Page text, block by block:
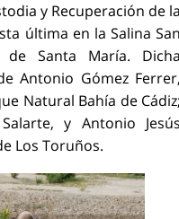
y Recuperación de
última en la Salina
Santa María.
Antonio Gómez
Natural Bahía de
y Antonio
Los Toruños.